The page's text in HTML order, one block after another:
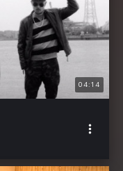
04:14